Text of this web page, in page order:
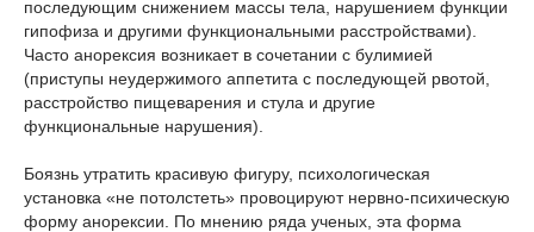
последующим снижением массы тела, нарушением функции
гипофиза и другими функциональными расстройствами).
Часто анорексия возникает в сочетании с булимией
(приступы неудержимого аппетита с последующей рвотой,
расстройство пищеварения и стула и другие
функциональные нарушения).
Боязнь утратить красивую фигуру, психологическая
установка «не потолстеть» провоцируют нервно-психическую
форму анорексии. По мнению ряда ученых, эта форма